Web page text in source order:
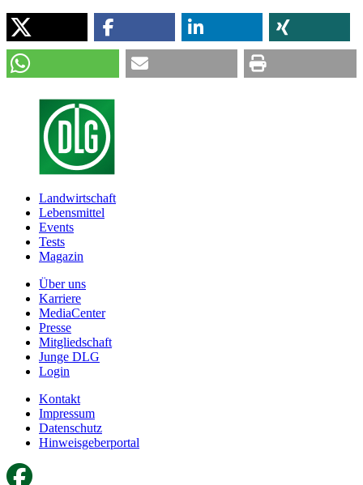
Landwirtschaft
Lebensmittel
Events
Tests
Magazin
Über uns
Karriere
MediaCenter
Presse
Mitgliedschaft
Junge DLG
Login
Kontakt
Impressum
Datenschutz
Hinweisgeberportal